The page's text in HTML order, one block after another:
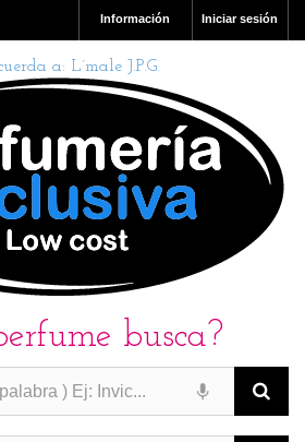
Iniciar sesión
Información
a: L´male J.P.G.
busca?